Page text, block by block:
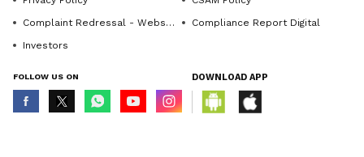
இணையதளத்தில் தமிழ்நாடு மற்றும் அரசியல்
சார்ந்த செய்திகளையும் எழுதி வருகிறார்.
Follow Us
Complaint Redressal - Website
Compliance Report Digital
Investors
FOLLOW US ON DOWNLOAD APP